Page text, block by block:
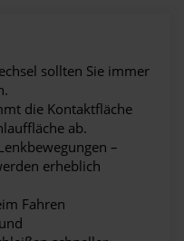
sollten Sie immer
die Kontaktfläche
ab.
–
erheblich
Fahren